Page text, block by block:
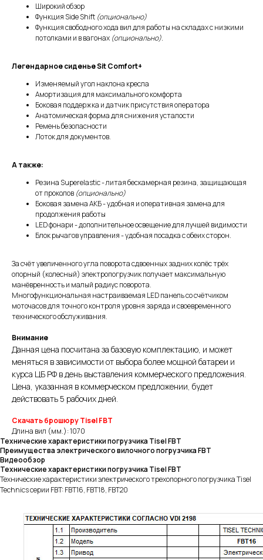
Широкий обзор
Функция Side Shift (опционально)
Функция свободного хода вил для работы на складах с низкими
потолками и в вагонах (опционально).
Легендарное сиденье Sit Comfort+
Изменяемый угол наклона кресла
Амортизация для максимального комфорта
Боковая поддержка и датчик присутствия оператора
Анатомическая форма для снижения усталости
Ремень безопасности
Лоток для документов.
А также:
Резина Superelastic - литая бескамерная резина, защищающая
от проколов (опционально)
Боковая замена АКБ - удобная и оперативная замена для
продолжения работы
LED фонари - дополнительное освещение для лучшей видимости
Блок рычагов управления - удобная посадка с обеих сторон.
За счёт увеличенного угла поворота сдвоенных задних колёс трёх
опорный (колесный) электропогрузчик получает максимальную
манёвренность и малый радиус поворота.
Многофункциональная настраиваемая LED панель cо счётчиком
моточасов для точного контроля уровня заряда и своевременного
технического обслуживания.
Внимание
Данная цена посчитана за базовую комплектацию, и может
меняться в зависимости от выбора более мощной батареи и
курса ЦБ РФ в день выставления коммерческого предложения.
Цена, указанная в коммерческом предложении, будет
действовать 5 рабочих дней.
Скачать брошюру Tisel FBT
Длина вил (мм.): 1070
Технические характеристики погрузчика Tisel FBT
Преимущества электрического вилочного погрузчика FBT
Видеообзор
Технические характеристики погрузчика Tisel FBT
Технические характеристики электрического трехопорного погрузчика Tisel
Technics серии FBT: FBT16, FBT18, FBT20